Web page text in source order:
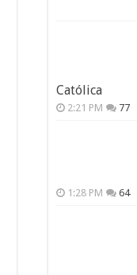
Católica
2:21 PM 77
1:28 PM 64